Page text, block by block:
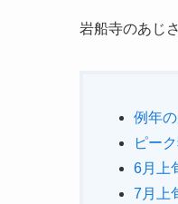
岩船寺のあじ
例年
ピー
6月上
7月上